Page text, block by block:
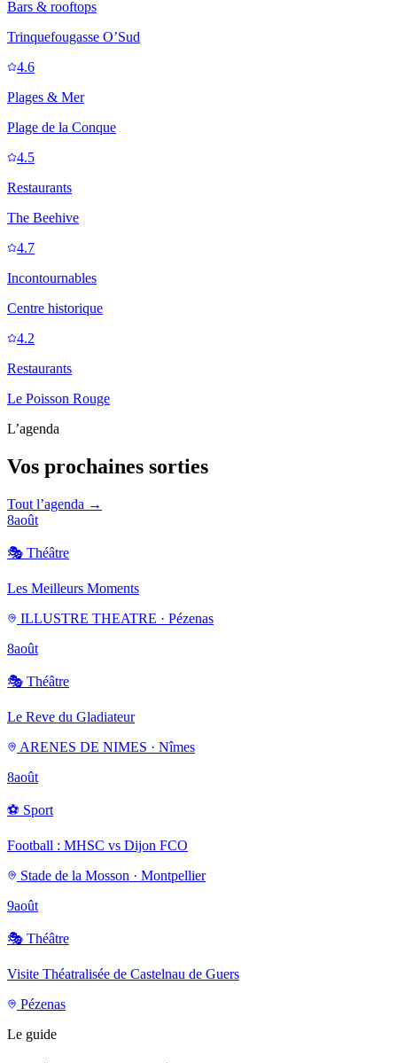
Bars & rooftops
Trinquefougasse O’Sud
4.6
Plages & Mer
Plage de la Conque
4.5
Restaurants
The Beehive
4.7
Incontournables
Centre historique
4.2
Restaurants
Le Poisson Rouge
L’agenda
Vos prochaines sorties
Tout l’agenda →
8août
🎭 Théâtre
Les Meilleurs Moments
ILLUSTRE THEATRE · Pézenas
8août
🎭 Théâtre
Le Reve du Gladiateur
ARENES DE NIMES · Nîmes
8août
⚽ Sport
Football : MHSC vs Dijon FCO
Stade de la Mosson · Montpellier
9août
🎭 Théâtre
Visite Théatralisée de Castelnau de Guers
Pézenas
Le guide